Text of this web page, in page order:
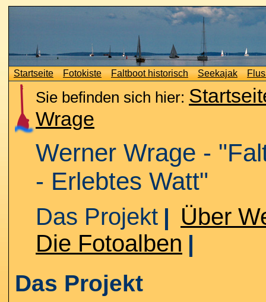
Startseite Fotokiste Faltboot historisch Seekajak
Sie befinden sich hier:
Wrage
Werner Wrage -
- Erlebtes Watt"
Das Projekt | Über
Die Fotoalben |
Das Projekt